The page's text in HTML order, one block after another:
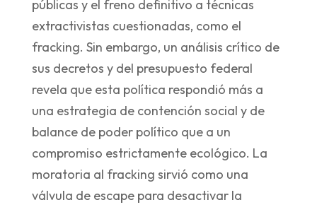
públicas y el freno definitivo a técnicas
extractivistas cuestionadas, como el
fracking. Sin embargo, un análisis crítico de
sus decretos y del presupuesto federal
revela que esta política respondió más a
una estrategia de contención social y de
balance de poder político que a un
compromiso estrictamente ecológico. La
moratoria al fracking sirvió como una
válvula de escape para desactivar la